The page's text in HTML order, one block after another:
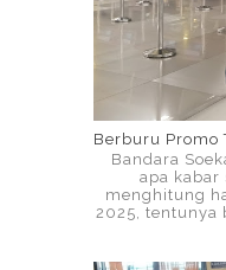
Berburu Promo
Bandara
apa kabar
menghitung
2025, tentunya